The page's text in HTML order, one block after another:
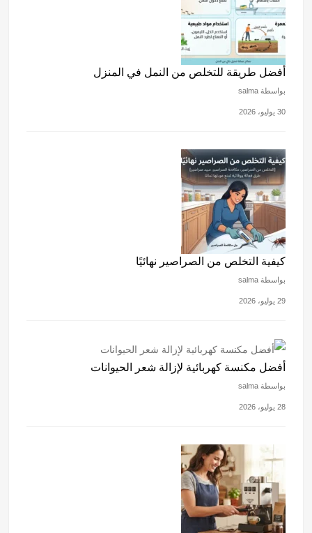
أفضل طريقة للتخلص من النمل في المنزل
بواسطة salma
30 يوليو، 2026
كيفية التخلص من الصراصير نهائيًا
بواسطة salma
29 يوليو، 2026
أفضل مكنسة كهربائية لإزالة شعر الحيوانات
بواسطة salma
28 يوليو، 2026